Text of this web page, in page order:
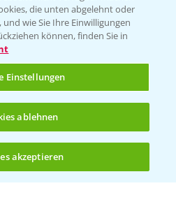
(noch 4)
& Sorgfalt
die unten abgelehnt oder
wie Sie Ihre Einwilligungen
können, finden Sie in
Einstellungen
ablehnen
akzeptieren